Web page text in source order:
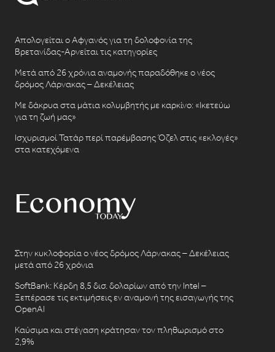
Απολογείται ο Αφγανός για τη δολοφονία της
Βρετανίδας-Αρνείται τις κατηγορίες
Μετά από 26 χρόνια αναμονής παραδόθηκε ο νέος
δρόμος Λάρνακας – Δεκέλειας
Με δάκρυα στα μάτια κολυμβητής με καρκίνο: «Ικετεύω
για τη ζωή μας»
Ισχυρισμοί Τατάρ περί παρέμβασης Όζελ στις «εκλογές»
στα κατεχόμενα
Στην κυκλοφορία ο νέος δρόμος Λάρνακας – Δεκέλειας
μετά από 26 χρόνια
SoftBank: Κέρδη 8,5 δισ. δολαρίων από την Intel –
Ξεπέρασε τις εκτιμήσεις εν αναμονή της εισαγωγής της
OpenAI
Καύσιμα και στέγαση κράτησαν τον πληθωρισμό στο
2,9%